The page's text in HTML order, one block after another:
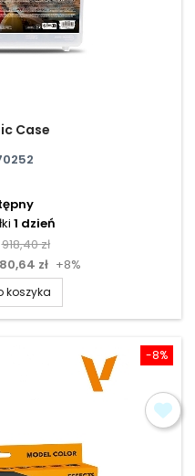
Case
1 dzień
Cena
podstawowa
918,40 zł
zł +8%
koszyka
-8%